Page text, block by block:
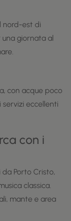
nord-est di
una giornata al
con acque poco
eccellenti
con i
Porto Cristo,
classica.
mante e area